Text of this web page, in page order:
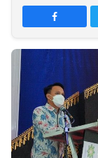
PT
TREETAN
INDONESIA
Partner
Insight
NTB
Suara
Time
Lens
IDN
Daily
Jogja
Jalan
Rakyat
Idealita
News
Kita
Notice
Dinamikapost.com
Radar
Baru
Seedbacklink